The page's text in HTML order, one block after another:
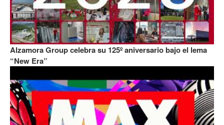
Alzamora Group celebra su 125º aniversario bajo el lema
“New Era”